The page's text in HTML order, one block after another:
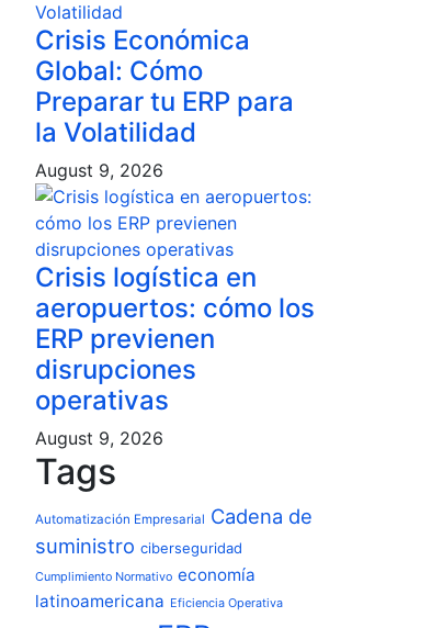
Crisis Económica
Global: Cómo
Preparar tu ERP para
la Volatilidad
August 9, 2026
Crisis logística en
aeropuertos: cómo los
ERP previenen
disrupciones
operativas
August 9, 2026
Tags
Automatización Empresarial Cadena de
suministro ciberseguridad
Cumplimiento Normativo economía
latinoamericana Eficiencia Operativa